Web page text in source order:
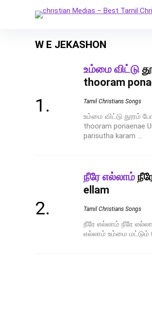
W E JEKASHON
உம்மை விட்டு
thooram
Tamil Christians Songs
உம்மை விட்டு தூரம்
thooram ponaenae
parisutha karam ...
நீரே எல்லாம்
ellam
Tamil Christians Songs
நீரே எல்லாம் நீரே
எல்லாம் உம்மை மட்டும்